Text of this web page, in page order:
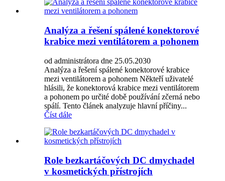
Analýza a řešení spálené konektorové
krabice mezi ventilátorem a pohonem
od administrátora dne 25.05.2030
Analýza a řešení spálené konektorové krabice
mezi ventilátorem a pohonem Někteří uživatelé
hlásili, že konektorová krabice mezi ventilátorem
a pohonem po určité době používání zčerná nebo
spálí. Tento článek analyzuje hlavní příčiny...
Číst dále
Role bezkartáčových DC dmychadel
v kosmetických přístrojích